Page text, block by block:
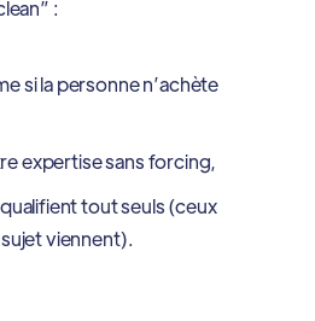
:
si la personne n’achète
expertise sans forcing,
tout seuls (ceux
viennent).